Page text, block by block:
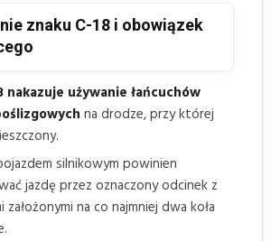
znaku C-18 i obowiązek
nakazuje używanie łańcuchów
na drodze, przy której
silnikowym powinien
jazdę przez oznaczony odcinek z
założonymi na co najmniej dwa koła